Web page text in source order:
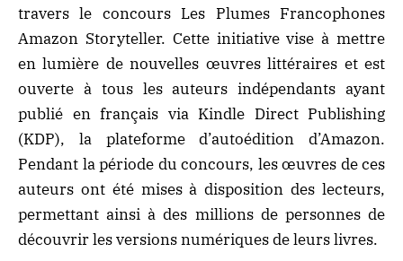
travers le concours Les Plumes Francophones
Amazon Storyteller. Cette initiative vise à mettre
en lumière de nouvelles œuvres littéraires et est
ouverte à tous les auteurs indépendants ayant
publié en français via Kindle Direct Publishing
(KDP), la plateforme d’autoédition d’Amazon.
Pendant la période du concours, les œuvres de ces
auteurs ont été mises à disposition des lecteurs,
permettant ainsi à des millions de personnes de
découvrir les versions numériques de leurs livres.